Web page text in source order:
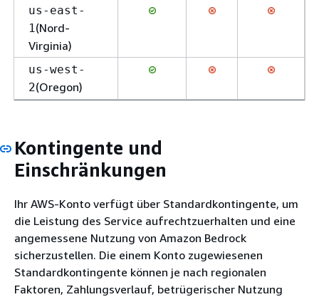
us-east-
1(Nord-
Virginia)
us-west-
2(Oregon)
Kontingente und
Einschränkungen
Ihr AWS-Konto verfügt über Standardkontingente, um
die Leistung des Service aufrechtzuerhalten und eine
angemessene Nutzung von Amazon Bedrock
sicherzustellen. Die einem Konto zugewiesenen
Standardkontingente können je nach regionalen
Faktoren, Zahlungsverlauf, betrügerischer Nutzung